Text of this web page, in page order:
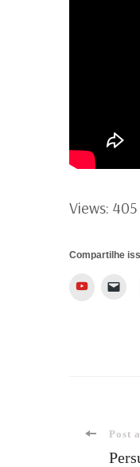
Views: 405
Compartilhe
YouTube
Post